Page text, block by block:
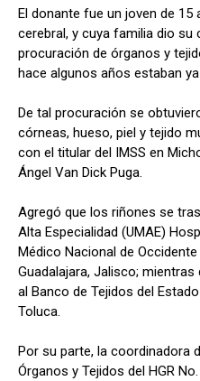
El donante fue un joven de
cerebral, y cuya familia dio su
procuración de órganos y
hace algunos años estaban
De tal procuración se
córneas, hueso, piel y tejido
con el titular del IMSS en
Ángel Van Dick Puga.
Agregó que los riñones se
Alta Especialidad (UMAE)
Médico Nacional de Occidente
Guadalajara, Jalisco;
al Banco de Tejidos del
Toluca.
Por su parte, la coordinadora
Órganos y Tejidos del HGR